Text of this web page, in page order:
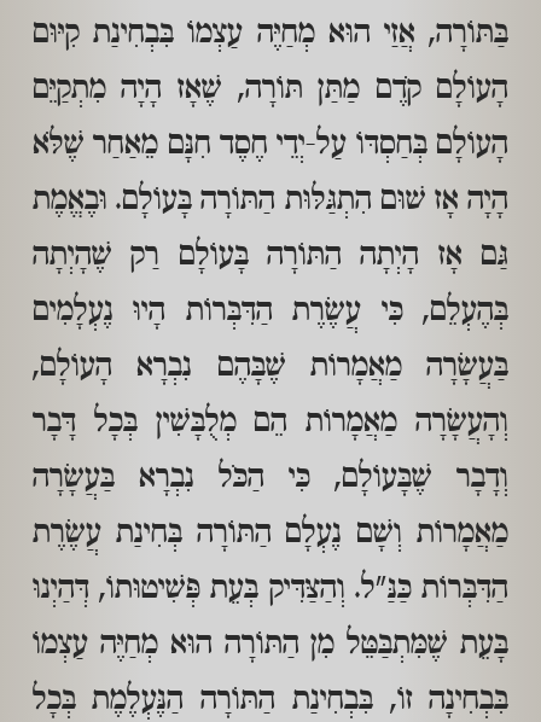
בַּתּוֹרָה, אֲזַי הוּא מְחַיֶּה עַצְמוֹ בִּבְחִינַת קִיּוּם
הָעוֹלָם קֹדֶם מַתַּן תּוֹרָה, שֶׁאָז הָיָה מִתְקַיֵּם
הָעוֹלָם בְּחַסְדּוֹ עַל-יְדֵי חֶסֶד חִנָּם מֵאַחַר שֶׁלֹּא
הָיָה אָז שׁוּם הִתְגַּלּוּת הַתּוֹרָה בָּעוֹלָם. וּבֶאֱמֶת
גַּם אָז הָיְתָה הַתּוֹרָה בָּעוֹלָם רַק שֶׁהָיְתָה
בְּהֶעְלֵם, כִּי עֲשֶׂרֶת הַדִּבְּרוֹת הָיוּ נֶעְלָמִים
בַּעֲשָׂרָה מַאֲמָרוֹת שֶׁבָּהֶם נִבְרָא הָעוֹלָם,
וְהָעֲשָׂרָה מַאֲמָרוֹת הֵם מְלֻבָּשִׁין בְּכָל דָּבָר
וְדָבָר שֶׁבָּעוֹלָם, כִּי הַכֹּל נִבְרָא בַּעֲשָׂרָה
מַאֲמָרוֹת וְשָׁם נֶעְלָם הַתּוֹרָה בְּחִינַת עֲשֶׂרֶת
הַדִּבְּרוֹת כַּנַּ"ל. וְהַצַּדִּיק בְּעֵת פְּשִׁיטוּתוֹ, דְּהַיְנוּ
בָּעֵת שֶׁמִּתְבַּטֵּל מִן הַתּוֹרָה הוּא מְחַיֶּה עַצְמוֹ
בִּבְחִינָה זוֹ, בִּבְחִינַת הַתּוֹרָה הַנֶּעְלֶמֶת בְּכָל